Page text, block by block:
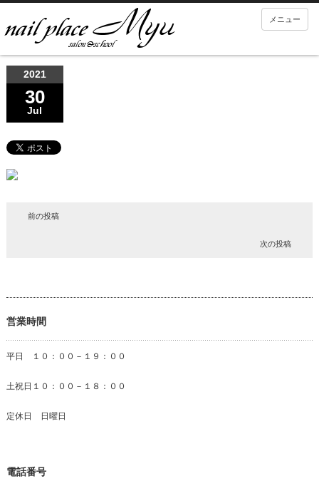
メニュー
2021
30
Jul
前の投稿
次の投稿
営業時間
平日 １０：００－１９：００
土祝日１０：００－１８：００
定休日 日曜日
電話番号